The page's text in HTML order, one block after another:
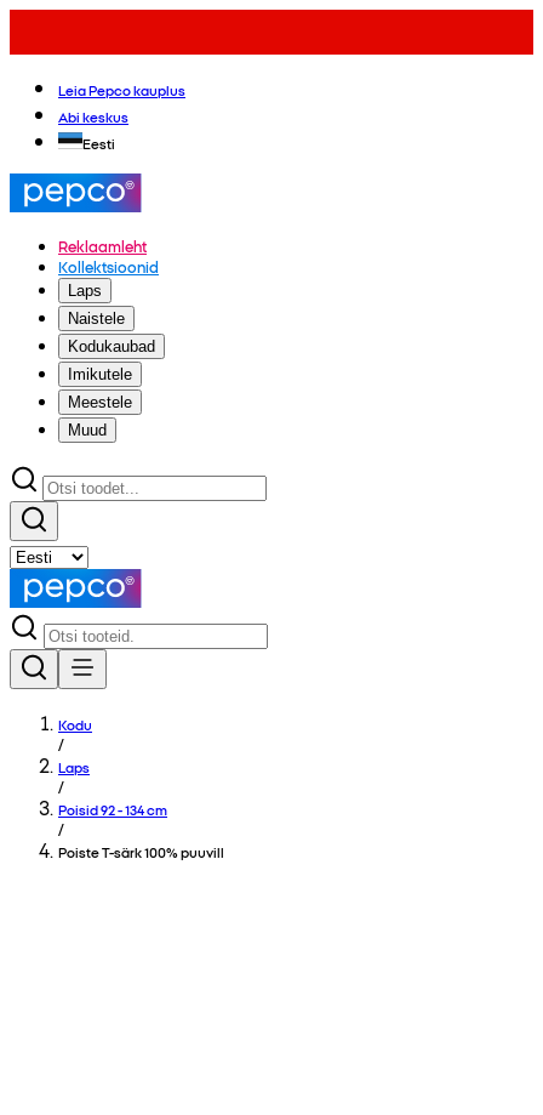
Leia Pepco kauplus
Abi keskus
Eesti
Reklaamleht
Kollektsioonid
Laps
Naistele
Kodukaubad
Imikutele
Meestele
Muud
Kodu
/
Laps
/
Poisid 92 - 134 cm
/
Poiste T-särk 100% puuvill